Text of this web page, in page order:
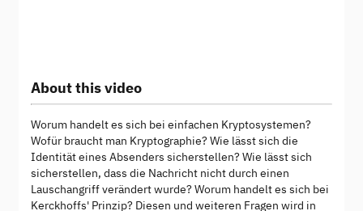
About this video
Worum handelt es sich bei einfachen Kryptosystemen?
Wofür braucht man Kryptographie? Wie lässt sich die
Identität eines Absenders sicherstellen? Wie lässt sich
sicherstellen, dass die Nachricht nicht durch einen
Lauschangriff verändert wurde? Worum handelt es sich bei
Kerckhoffs' Prinzip? Diesen und weiteren Fragen wird in